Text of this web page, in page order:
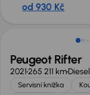
od 930 Kč
Možnost odpočtu
Peugeot Rifter
2021265 211 kmDiesel
Servisní knížka